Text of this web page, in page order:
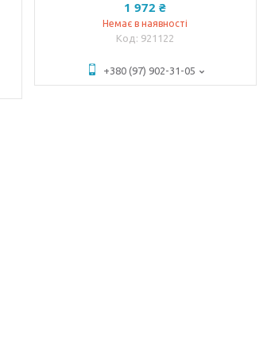
1 972 ₴
Немає в наявності
921122
+380 (97) 902-31-05